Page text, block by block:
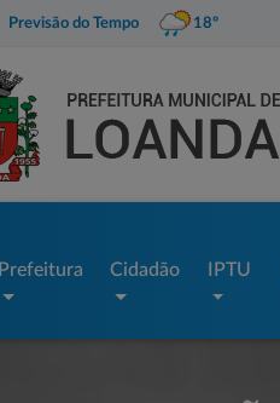
Previsão do Tempo 18º
Prefeitura Cidadão IPTU